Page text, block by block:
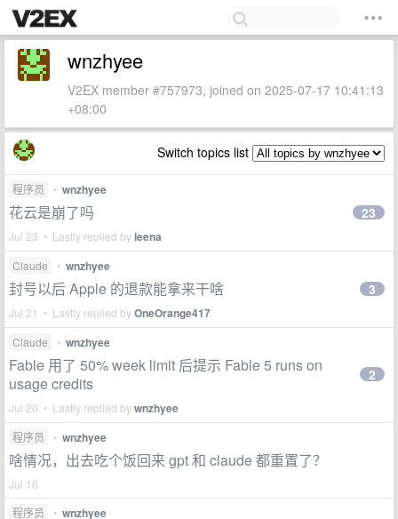
wnzhyee
V2EX member #757973, joined on 2025-07-17 10:41:13
+08:00
Switch topics list
程序员 • wnzhyee
花云是崩了吗
Jul 23 • Lastly replied byleena
23
Claude • wnzhyee
封号以后 Apple 的退款能拿来干啥
Jul 21 • Lastly replied byOneOrange417
3
Claude • wnzhyee
Fable 用了 50% week limit 后提示 Fable 5 runs on
usage credits
Jul 20 • Lastly replied bywnzhyee
2
程序员 • wnzhyee
啥情况，出去吃个饭回来 gpt 和 claude 都重置了？
Jul 16
程序员
• wnzhyee